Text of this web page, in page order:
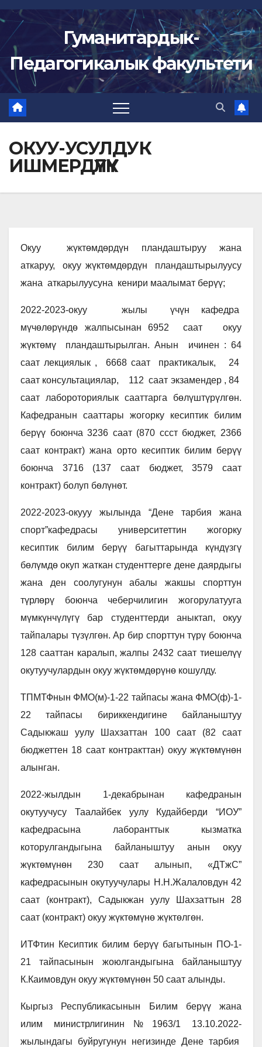
Skip
to
content
Гуманитардык-
Педагогикалык факультети
ОКУУ-УСУЛДУК
ИШМЕРДҮҮЛҮК
Окуу жүктөмдөрдүн пландаштыруу жана
аткаруу, окуу жүктөмдөрдүн пландаштырылуусу
жана аткарылуусуна кенири маалымат берүү;
2022-2023-окуу жылы үчүн кафедра
мүчөлөрүндө жалпысынан 6952 саат окуу
жүктөмү пландаштырылган. Анын ичинен : 64
саат лекциялык , 6668 саат практикалык, 24
саат консультациялар, 112 саат экзамендер , 84
саат лабороториялык сааттарга бөлүштүрүлгөн.
Кафедранын сааттары жогорку кесиптик билим
берүү боюнча 3236 саат (870 ссст бюджет, 2366
саат контракт) жана орто кесиптик билим берүү
боюнча 3716 (137 саат бюджет, 3579 саат
контракт) болуп бѳлүнѳт.
2022-2023-окууу жылында “Дене тарбия жана
спорт”кафедрасы университеттин жогорку
кесиптик билим берүү багыттарында күндүзгү
бөлүмдө окуп жаткан студенттерге дене даярдыгы
жана ден соолугунун абалы жакшы спорттун
түрлөрү боюнча чеберчилигин жогорулатууга
мүмкүнчүлүгү бар студенттерди аныктап, окуу
тайпалары түзүлгөн. Ар бир спорттун түрү боюнча
128 сааттан каралып, жалпы 2432 саат тиешелүү
окутуучулардын окуу жүктөмдөрүнө кошулду.
ТПМТФнын ФМО(м)-1-22 тайпасы жана ФМО(ф)-1-
22 тайпасы бириккендигине байланыштуу
Садыкжаш уулу Шахзаттан 100 саат (82 саат
бюджеттен 18 саат контракттан) окуу жүктөмүнөн
алынган.
2022-жылдын 1-декабрынан кафедранын
окутуучусу Таалайбек уулу Кудайберди “ИОУ”
кафедрасына лаборанттык кызматка
которулгандыгына байланыштуу анын окуу
жүктөмүнөн 230 саат алынып, «ДТжС”
кафедрасынын окутуучулары Н.Н.Жалаловдун 42
саат (контракт), Садыкжан уулу Шахзаттын 28
саат (контракт) окуу жүктөмүнө жүктөлгөн.
ИТФтин Кесиптик билим берүү багытынын ПО-1-
21 тайпасынын жоюлгандыгына байланыштуу
К.Каимовдун окуу жүктөмүнөн 50 саат алынды.
Кыргыз Республикасынын Билим берүү жана
илим министрлигинин№1963/1 13.10.2022-
жылындагы буйругунун негизинде Дене тарбия